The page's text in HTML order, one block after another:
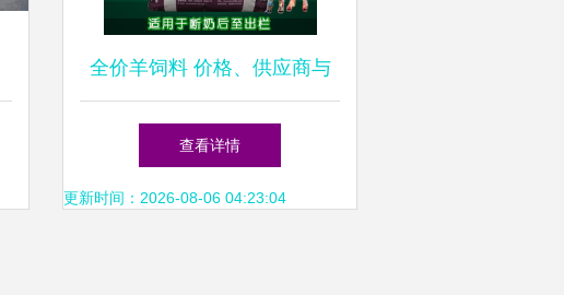
全价羊饲料 价格、供应商与
采购指南
查看详情
更新时间：2026-08-06 04:23:04